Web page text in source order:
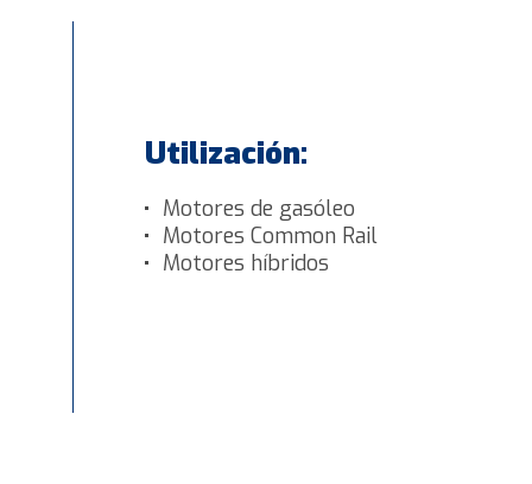
Utilización:
Motores de gasóleo
Motores Common Rail
Motores híbridos